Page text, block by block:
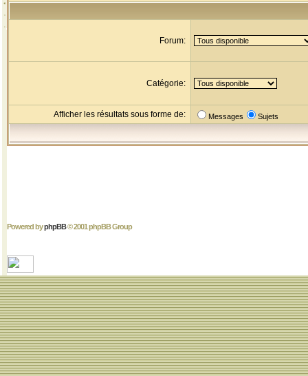
Forum:
Catégorie:
Afficher les résultats sous forme de: Messages Sujets
Powered byphpBB© 2001 phpBB Group